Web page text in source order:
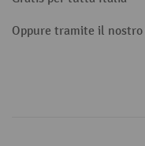
Oppure tramite il nostro